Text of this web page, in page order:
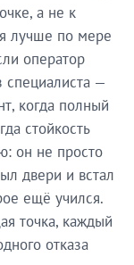
а не к
лучше по мере
оператор
—
когда полный
стойкость
он не просто
двери и встал
ещё учился.
точка, каждый
отказа